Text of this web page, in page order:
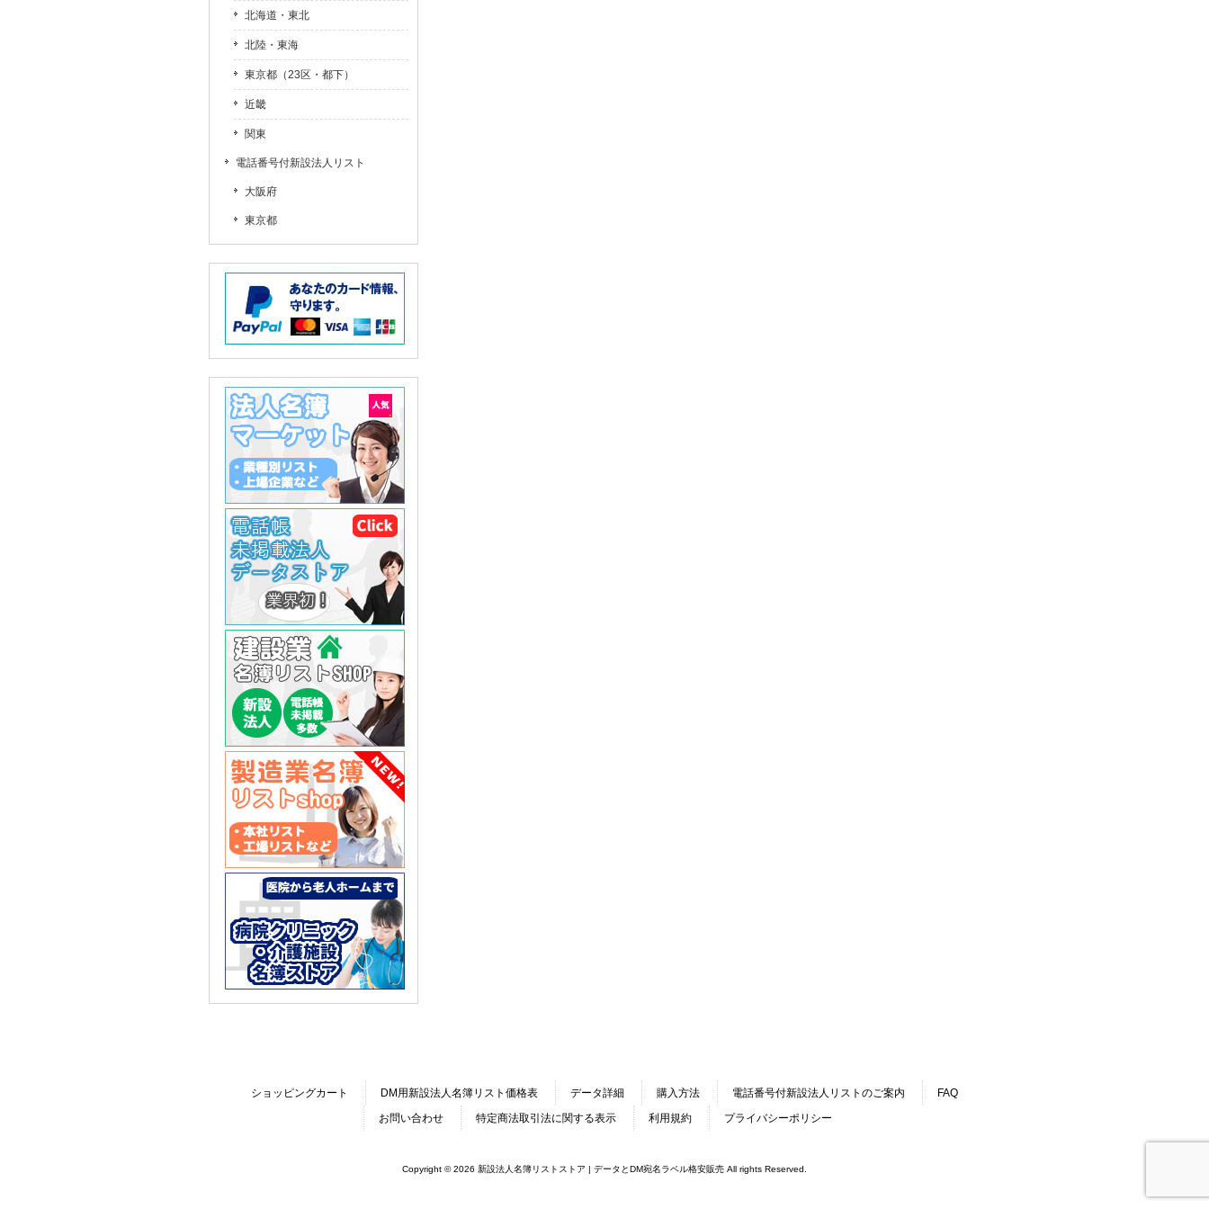
北海道・東北
北陸・東海
東京都（23区・都下）
近畿
関東
電話番号付新設法人リスト
大阪府
東京都
ショッピングカート DM用新設法人名簿リスト価格表 データ詳細 購入方法 電話番号付新設法人リストのご案内
FAQ
お問い合わせ
特定商法取引法に関する表示 利用規約 プライバシーポリシー
Copyright © 2026 新設法人名簿リストストア | データとDM宛名ラベル格安販売 All rights Reserved.